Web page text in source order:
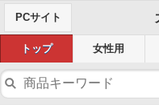
PCサイト
トップ 女性用